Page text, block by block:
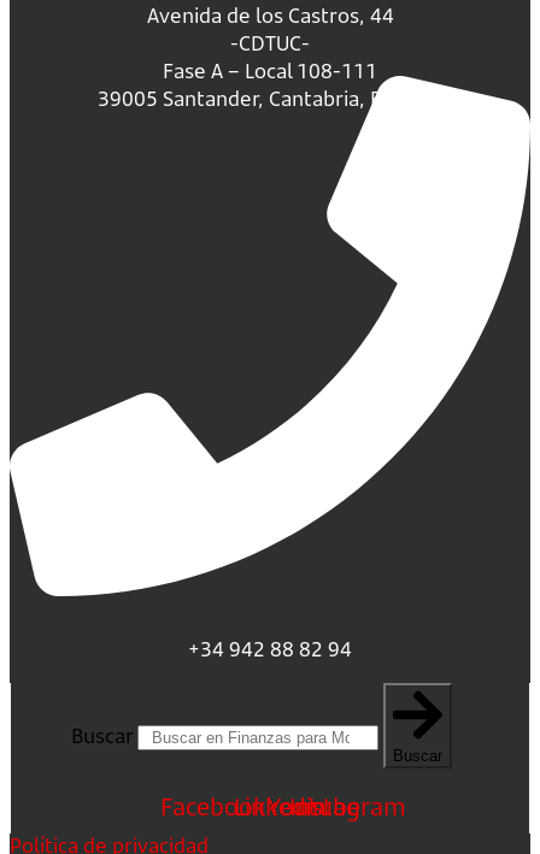
Avenida de los Castros, 44
-CDTUC-
Fase A – Local 108-111
39005 Santander, Cantabria, España.
+34 942 88 82 94
Buscar
Buscar
FacebookLinkedin
Youtube
Instagram
Política de privacidad